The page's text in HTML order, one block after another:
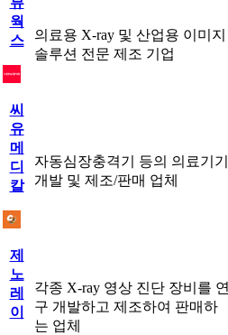
웍
스
의료용 X-ray 및 산업용 이미지
솔루션 전문 제조 기업
씨
유
메
디
칼
자동심장충격기 등의 의료기기
개발 및 제조/판매 업체
제
노
레
이
각종 X-ray 영상 진단 장비를 연
구 개발하고 제조하여 판매하
는 업체